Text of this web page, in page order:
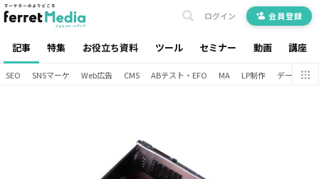
記事 特集 お役立ち資料 ツール セミナー 動画 講座
ログイン 会員登録
SEO SNSマーケ Web広告 CMS ABテスト・EFO MA LP制作 データ分析